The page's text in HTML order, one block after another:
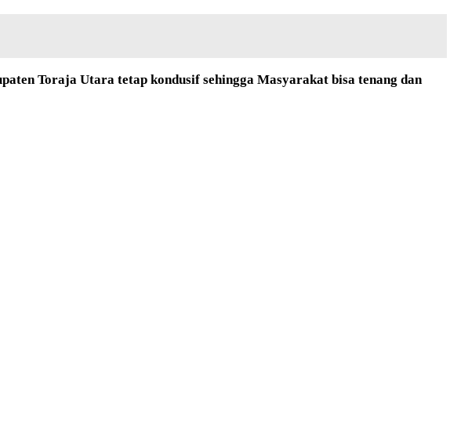
Toraja Utara tetap kondusif sehingga Masyarakat bisa tenang dan